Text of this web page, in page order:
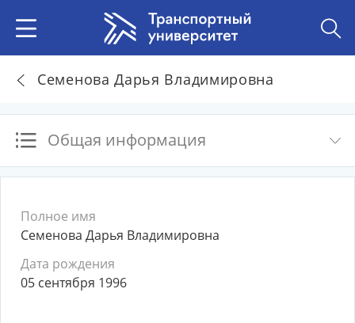
Семенова Дарья Владимировна
Общая информация
Полное имя
Семенова Дарья Владимировна
Дата рождения
05 сентября 1996